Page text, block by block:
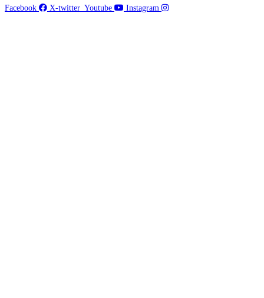
Facebook X-twitter Youtube Instagram